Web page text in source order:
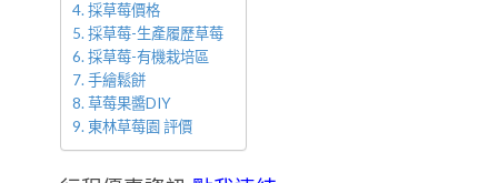
採草莓價格
採草莓-生產履歷草莓
採草莓-有機栽培區
手繪鬆餅
草莓果醬DIY
東林草莓園 評價